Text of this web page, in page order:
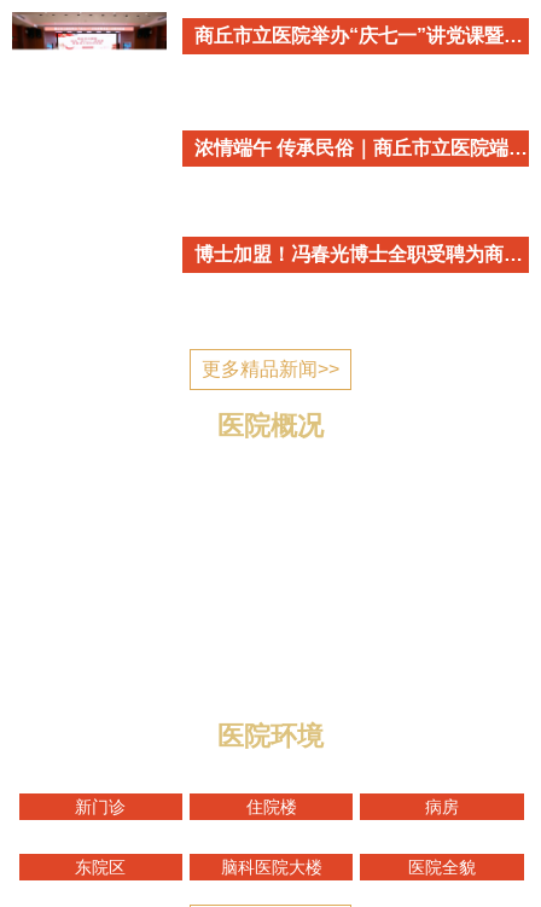
商丘市立医院举办“庆七一”讲党课暨重温入党誓词活动
浓情端午 传承民俗｜商丘市立医院端午民俗主题活动温情开启
博士加盟！冯春光博士全职受聘为商丘市立医院心血管内科学术带头人
更多精品新闻>>
医院概况
医院环境
新门诊 住院楼 病房
东院区 脑科医院大楼 医院全貌